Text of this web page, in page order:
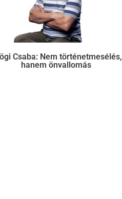
Csaba: Nem történetmesélés,
hanem önvallomás